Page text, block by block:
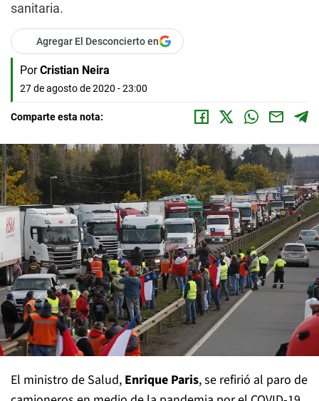
sanitaria.
Agregar El Desconcierto en
Por Cristian Neira
27 de agosto de 2020 - 23:00
Comparte esta nota:
El ministro de Salud, Enrique Paris, se refirió al paro de